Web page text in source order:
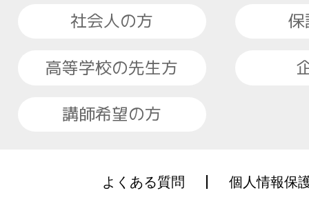
社会人の方
高等学校の先生方
講師希望の方
よくある質問 個人情報保